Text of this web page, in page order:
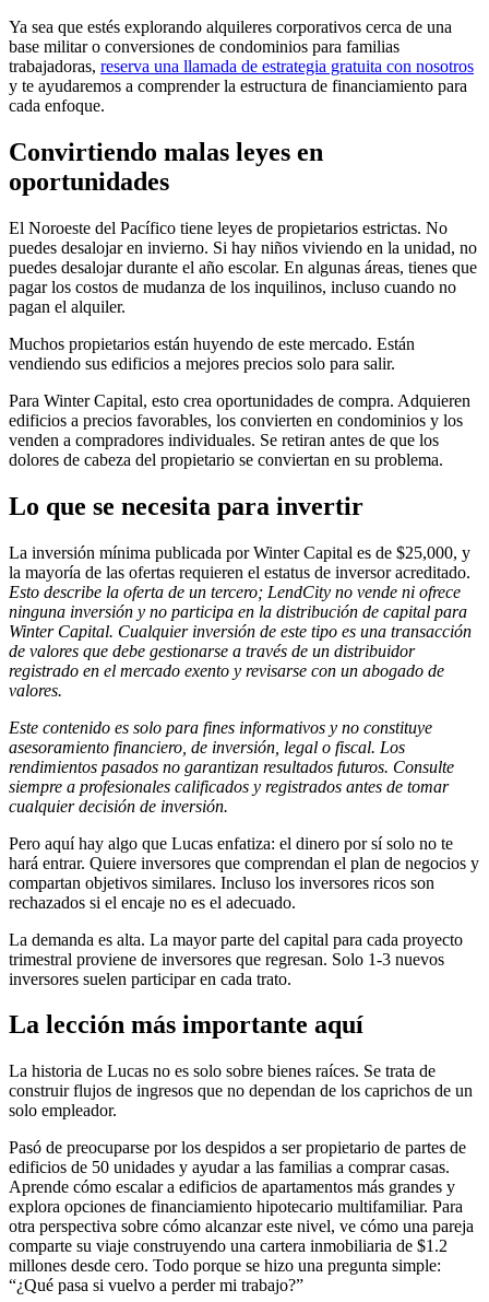
Ya sea que estés explorando alquileres corporativos cerca de una
base militar o conversiones de condominios para familias
trabajadoras, reserva una llamada de estrategia gratuita con nosotros
y te ayudaremos a comprender la estructura de financiamiento para
cada enfoque.
Convirtiendo malas leyes en
oportunidades
El Noroeste del Pacífico tiene leyes de propietarios estrictas. No
puedes desalojar en invierno. Si hay niños viviendo en la unidad, no
puedes desalojar durante el año escolar. En algunas áreas, tienes que
pagar los costos de mudanza de los inquilinos, incluso cuando no
pagan el alquiler.
Muchos propietarios están huyendo de este mercado. Están
vendiendo sus edificios a mejores precios solo para salir.
Para Winter Capital, esto crea oportunidades de compra. Adquieren
edificios a precios favorables, los convierten en condominios y los
venden a compradores individuales. Se retiran antes de que los
dolores de cabeza del propietario se conviertan en su problema.
Lo que se necesita para invertir
La inversión mínima publicada por Winter Capital es de $25,000, y
la mayoría de las ofertas requieren el estatus de inversor acreditado.
Esto describe la oferta de un tercero; LendCity no vende ni ofrece
ninguna inversión y no participa en la distribución de capital para
Winter Capital. Cualquier inversión de este tipo es una transacción
de valores que debe gestionarse a través de un distribuidor
registrado en el mercado exento y revisarse con un abogado de
valores.
Este contenido es solo para fines informativos y no constituye
asesoramiento financiero, de inversión, legal o fiscal. Los
rendimientos pasados no garantizan resultados futuros. Consulte
siempre a profesionales calificados y registrados antes de tomar
cualquier decisión de inversión.
Pero aquí hay algo que Lucas enfatiza: el dinero por sí solo no te
hará entrar. Quiere inversores que comprendan el plan de negocios y
compartan objetivos similares. Incluso los inversores ricos son
rechazados si el encaje no es el adecuado.
La demanda es alta. La mayor parte del capital para cada proyecto
trimestral proviene de inversores que regresan. Solo 1-3 nuevos
inversores suelen participar en cada trato.
La lección más importante aquí
La historia de Lucas no es solo sobre bienes raíces. Se trata de
construir flujos de ingresos que no dependan de los caprichos de un
solo empleador.
Pasó de preocuparse por los despidos a ser propietario de partes de
edificios de 50 unidades y ayudar a las familias a comprar casas.
Aprende cómo escalar a edificios de apartamentos más grandes y
explora opciones de financiamiento hipotecario multifamiliar. Para
otra perspectiva sobre cómo alcanzar este nivel, ve cómo una pareja
comparte su viaje construyendo una cartera inmobiliaria de $1.2
millones desde cero. Todo porque se hizo una pregunta simple:
“¿Qué pasa si vuelvo a perder mi trabajo?”